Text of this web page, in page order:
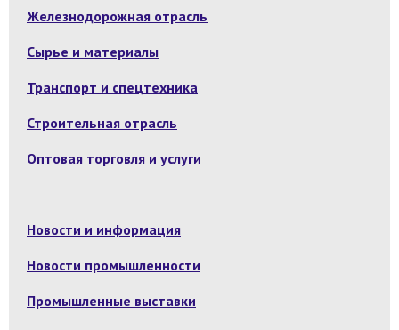
Железнодорожная отрасль
Сырье и материалы
Транспорт и спецтехника
Строительная отрасль
Оптовая торговля и услуги
Новости и информация
Новости промышленности
Промышленные выставки